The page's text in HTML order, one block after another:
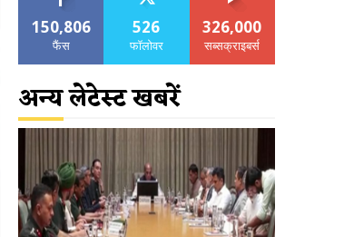
150,806
फैंस
526
फॉलोवर
326,000
सब्सक्राइबर्स
अन्य लेटेस्ट खबरें